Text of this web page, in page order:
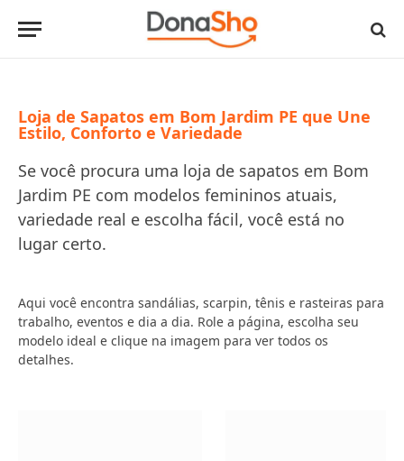
Loja de Sapatos em Bom Jardim PE que Une
Estilo, Conforto e Variedade
Se você procura uma loja de sapatos em Bom
Jardim PE com modelos femininos atuais,
variedade real e escolha fácil, você está no
lugar certo.
Aqui você encontra sandálias, scarpin, tênis e rasteiras para
trabalho, eventos e dia a dia. Role a página, escolha seu
modelo ideal e clique na imagem para ver todos os
detalhes.